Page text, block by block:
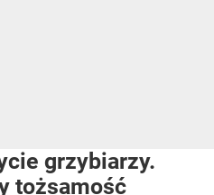
grzybiarzy.
tożsamość